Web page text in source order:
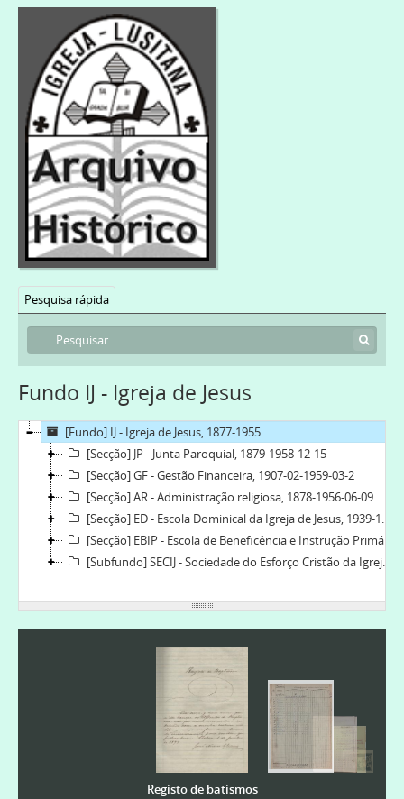
Pesquisa rápida
Fundo IJ - Igreja de Jesus
[Fundo] IJ - Igreja de Jesus, 1877-1955
[Secção] JP - Junta Paroquial, 1879-1958-12-15
[Secção] GF - Gestão Financeira, 1907-02-1959-03-2
[Secção] AR - Administração religiosa, 1878-1956-06-09
[Secção] ED - Escola Dominical da Igreja de Jesus, 1939-1959-03-2
[Secção] EBIP - Escola de Beneficência e Instrução Primária, 1914-10-1922-07
[Subfundo] SECIJ - Sociedade do Esforço Cristão da Igreja de Jesus, 1920-1955
Registo de batismos